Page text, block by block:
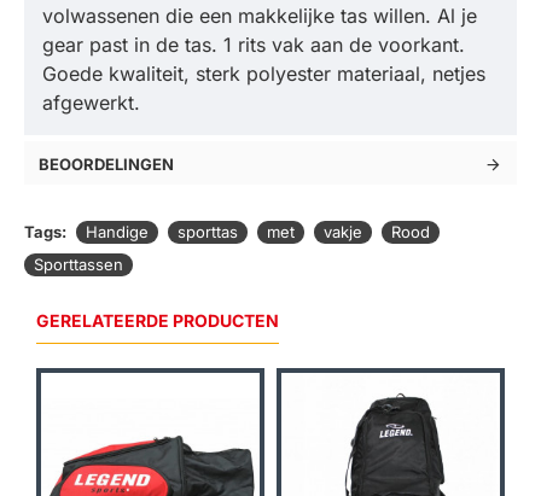
volwassenen die een makkelijke tas willen. Al je
gear past in de tas. 1 rits vak aan de voorkant.
Goede kwaliteit, sterk polyester materiaal, netjes
afgewerkt.
BEOORDELINGEN
Tags: Handige sporttas met vakje
Rood
Sporttassen
GERELATEERDE PRODUCTEN